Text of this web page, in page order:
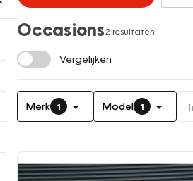
Occasions2 resultaten
Vergelijken
Merk 1 Model 1